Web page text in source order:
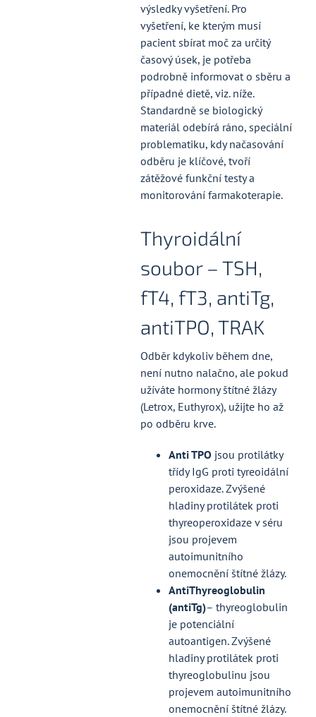
výsledky vyšetření. Pro
vyšetření, ke kterým musí
pacient sbírat moč za určitý
časový úsek, je potřeba
podrobně informovat o sběru a
případné dietě, viz. níže.
Standardně se biologický
materiál odebírá ráno, speciální
problematiku, kdy načasování
odběru je klíčové, tvoří
zátěžové funkční testy a
monitorování farmakoterapie.
Thyroidální
soubor – TSH,
fT4, fT3, antiTg,
antiTPO, TRAK
Odběr kdykoliv během dne,
není nutno nalačno, ale pokud
užíváte hormony štítné žlázy
(Letrox, Euthyrox), užijte ho až
po odběru krve.
Anti TPO jsou protilátky
třídy IgG proti tyreoidální
peroxidaze. Zvýšené
hladiny protilátek proti
thyreoperoxidaze v séru
jsou projevem
autoimunitního
onemocnění štítné žlázy.
AntiThyreoglobulin
(antiTg)– thyreoglobulin
je potenciální
autoantigen. Zvýšené
hladiny protilátek proti
thyreoglobulinu jsou
projevem autoimunitního
onemocnění štítné žlázy.